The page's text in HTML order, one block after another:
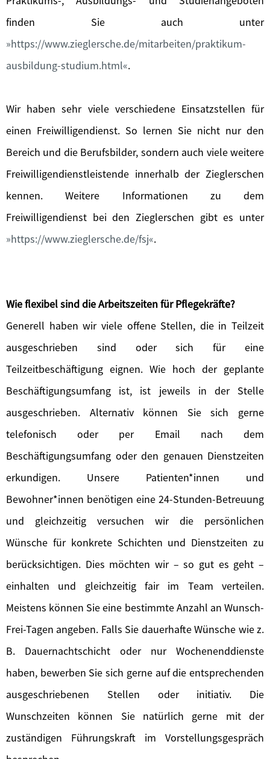
finden Sie auch unter
https://www.zieglersche.de/mitarbeiten/praktikum-
ausbildung-studium.html .
Wir haben sehr viele verschiedene Einsatzstellen für
einen Freiwilligendienst. So lernen Sie nicht nur den
Bereich und die Berufsbilder, sondern auch viele weitere
Freiwilligendienstleistende innerhalb der Zieglerschen
kennen. Weitere Informationen zu dem
Freiwilligendienst bei den Zieglerschen gibt es unter
https://www.zieglersche.de/fsj .
Wie flexibel sind die Arbeitszeiten für Pflegekräfte?
Generell haben wir viele offene Stellen, die in Teilzeit
ausgeschrieben sind oder sich für eine
Teilzeitbeschäftigung eignen. Wie hoch der geplante
Beschäftigungsumfang ist, ist jeweils in der Stelle
ausgeschrieben. Alternativ können Sie sich gerne
telefonisch oder per Email nach dem
Beschäftigungsumfang oder den genauen Dienstzeiten
erkundigen. Unsere Patienten*innen und
Bewohner*innen benötigen eine 24-Stunden-Betreuung
und gleichzeitig versuchen wir die persönlichen
Wünsche für konkrete Schichten und Dienstzeiten zu
berücksichtigen. Dies möchten wir – so gut es geht –
einhalten und gleichzeitig fair im Team verteilen.
Meistens können Sie eine bestimmte Anzahl an Wunsch-
Frei-Tagen angeben. Falls Sie dauerhafte Wünsche wie z.
B. Dauernachtschicht oder nur Wochenenddienste
haben, bewerben Sie sich gerne auf die entsprechenden
ausgeschriebenen Stellen oder initiativ. Die
Wunschzeiten können Sie natürlich gerne mit der
zuständigen Führungskraft im Vorstellungsgespräch